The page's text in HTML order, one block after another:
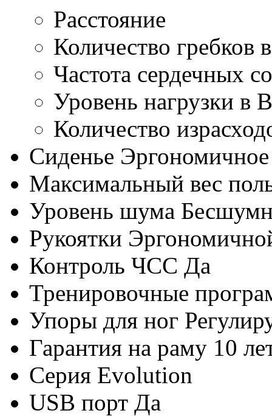
Расстояние
Количество гребков
Частота сердечных
Уровень нагрузки в
Количество
Сиденье Эргономичное
Максимальный вес
Уровень шума
Рукоятки
Контроль ЧСС Да
Тренировочные
Упоры для ног
Гарантия на раму 10
Серия Evolution
USB порт Да